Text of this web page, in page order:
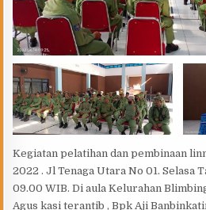
Kegiatan pelatihan dan pembinaan
2022 . Jl Tenaga Utara No 01. Selasa
09.00 WIB. Di aula Kelurahan
Agus kasi terantib , Bpk Aji